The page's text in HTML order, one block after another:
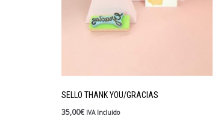
SELLO THANK YOU/GRACIAS
35,00€ IVA Incluido